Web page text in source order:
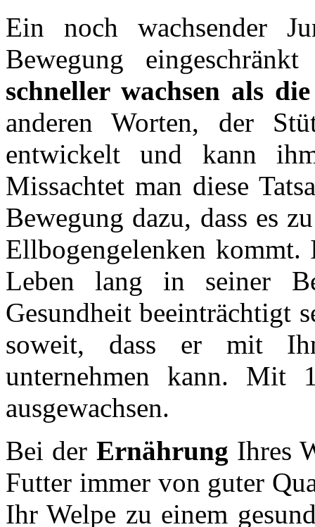
Ein noch wachsender
Bewegung
schneller wachsen als
anderen Worten, der
entwickelt und kann
Missachtet man diese
Bewegung dazu, dass es
Ellbogengelenken
Leben lang in seiner
Gesundheit beeinträchtigt
soweit, dass er mit
unternehmen kann. Mit
ausgewachsen.
Bei der Ernährung Ihres
Futter immer von guter
Ihr Welpe zu einem